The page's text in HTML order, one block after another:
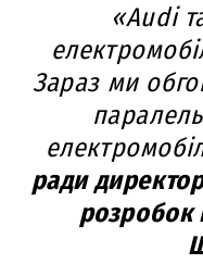
«Audi
Зараз ми
ради
розробок